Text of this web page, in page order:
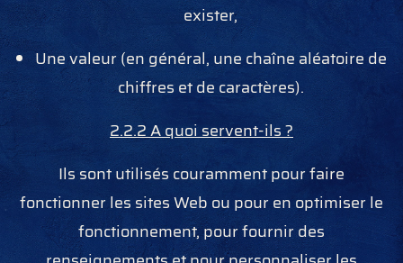
exister,
Une valeur (en général, une chaîne aléatoire de
chiffres et de caractères).
2.2.2 A quoi servent-ils ?
Ils sont utilisés couramment pour faire
fonctionner les sites Web ou pour en optimiser le
fonctionnement, pour fournir des